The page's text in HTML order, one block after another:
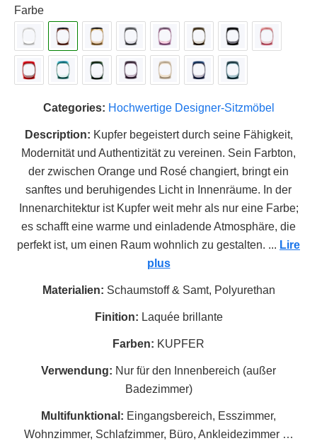
Farbe
Categories: Hochwertige Designer-Sitzmöbel
Description: Kupfer begeistert durch seine Fähigkeit,
Modernität und Authentizität zu vereinen. Sein Farbton,
der zwischen Orange und Rosé changiert, bringt ein
sanftes und beruhigendes Licht in Innenräume. In der
Innenarchitektur ist Kupfer weit mehr als nur eine Farbe;
es schafft eine warme und einladende Atmosphäre, die
perfekt ist, um einen Raum wohnlich zu gestalten. ... Lire
plus
Materialien: Schaumstoff & Samt, Polyurethan
Finition: Laquée brillante
Farben: KUPFER
Verwendung: Nur für den Innenbereich (außer
Badezimmer)
Multifunktional: Eingangsbereich, Esszimmer,
Wohnzimmer, Schlafzimmer, Büro, Ankleidezimmer …